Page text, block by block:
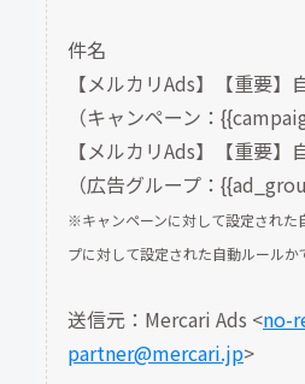
件名
【メルカリAds】【重要
（キャンペーン：
【メルカリAds】【重要
（広告グループ：
※キャンペーンに対して設定された
プに対して設定された自動ルールか
送信元：Mercari Ads <no-
partner@mercari.jp>